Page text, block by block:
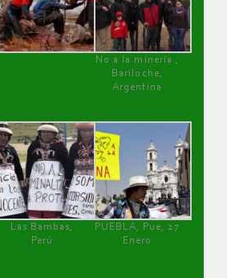
No a la minería ,
Bariloche,
Argentina
Las Bambas,
Perú
PUEBLA, Pue, 27
Enero